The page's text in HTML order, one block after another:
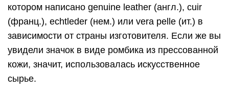
котором написано genuine leather (англ.), cuir
(франц.), echtleder (нем.) или vera pelle (ит.) в
зависимости от страны изготовителя. Если же вы
увидели значок в виде ромбика из прессованной
кожи, значит, использовалась искусственное
сырье.